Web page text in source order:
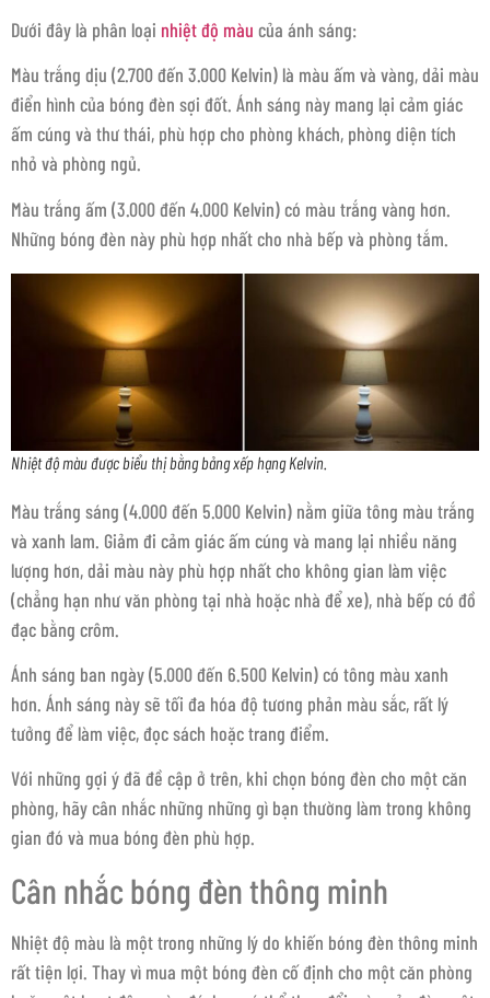
Dưới đây là phân loại nhiệt độ màu của ánh sáng:
Màu trắng dịu (2.700 đến 3.000 Kelvin) là màu ấm và vàng, dải màu
điển hình của bóng đèn sợi đốt. Ánh sáng này mang lại cảm giác
ấm cúng và thư thái, phù hợp cho phòng khách, phòng diện tích
nhỏ và phòng ngủ.
Màu trắng ấm (3.000 đến 4.000 Kelvin) có màu trắng vàng hơn.
Những bóng đèn này phù hợp nhất cho nhà bếp và phòng tắm.
Nhiệt độ màu được biểu thị bằng bảng xếp hạng Kelvin.
Màu trắng sáng (4.000 đến 5.000 Kelvin) nằm giữa tông màu trắng
và xanh lam. Giảm đi cảm giác ấm cúng và mang lại nhiều năng
lượng hơn, dải màu này phù hợp nhất cho không gian làm việc
(chẳng hạn như văn phòng tại nhà hoặc nhà để xe), nhà bếp có đồ
đạc bằng crôm.
Ánh sáng ban ngày (5.000 đến 6.500 Kelvin) có tông màu xanh
hơn. Ánh sáng này sẽ tối đa hóa độ tương phản màu sắc, rất lý
tưởng để làm việc, đọc sách hoặc trang điểm.
Với những gợi ý đã đề cập ở trên, khi chọn bóng đèn cho một căn
phòng, hãy cân nhắc những những gì bạn thường làm trong không
gian đó và mua bóng đèn phù hợp.
Cân nhắc bóng đèn thông minh
Nhiệt độ màu là một trong những lý do khiến bóng đèn thông minh
rất tiện lợi. Thay vì mua một bóng đèn cố định cho một căn phòng